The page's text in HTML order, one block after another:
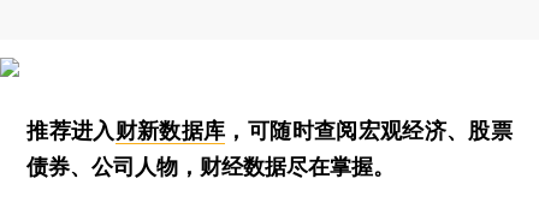
推荐进入财新数据库 ，可随时查阅宏观经济、股票
债券、公司人物，财经数据尽在掌握。